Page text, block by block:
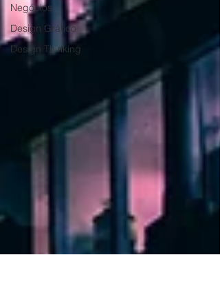
Negócios
Design Gráfico
Design Thinking